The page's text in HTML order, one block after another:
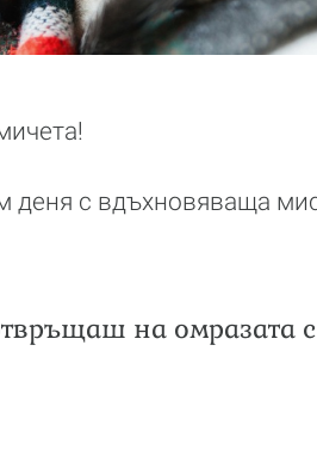
деня с вдъхновяваща
на омразата